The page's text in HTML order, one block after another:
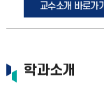
교수소개 바로가기
학과소개